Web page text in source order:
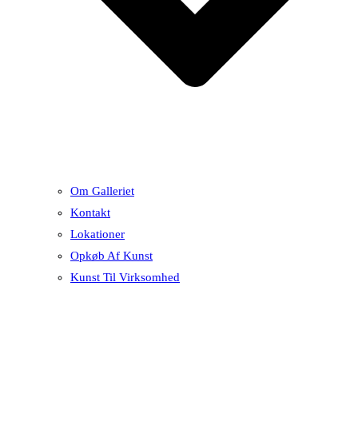
Om Galleriet
Kontakt
Lokationer
Opkøb Af Kunst
Kunst Til Virksomhed